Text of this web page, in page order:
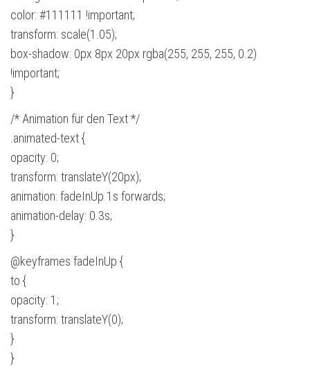
color: #111111 !important;
transform: scale(1.05);
box-shadow: 0px 8px 20px rgba(255, 255, 255, 0.2)
!important;
}
/* Animation für den Text */
.animated-text {
opacity: 0;
transform: translateY(20px);
animation: fadeInUp 1s forwards;
animation-delay: 0.3s;
}
@keyframes fadeInUp {
to {
opacity: 1;
transform: translateY(0);
}
}